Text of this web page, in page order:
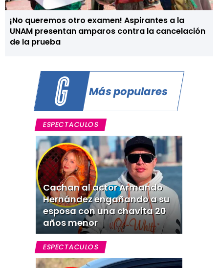
¡No queremos otro examen! Aspirantes a la
UNAM presentan amparos contra la cancelación
de la prueba
Más populares
ESPECTACULOS
Cachan al actor Armando
Hernández engañando a su
esposa con una chavita 20
años menor
ESPECTACULOS